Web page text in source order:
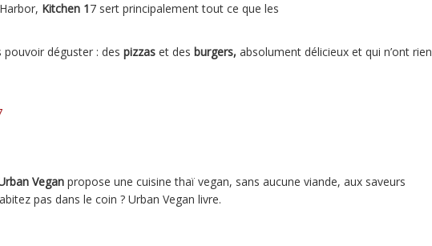
Kitchen 17 sert principalement tout ce que les
déguster : des pizzas et des burgers, absolument délicieux et qui n’ont rien
Vegan propose une cuisine thaï vegan, sans aucune viande, aux saveurs
pas dans le coin ? Urban Vegan livre.